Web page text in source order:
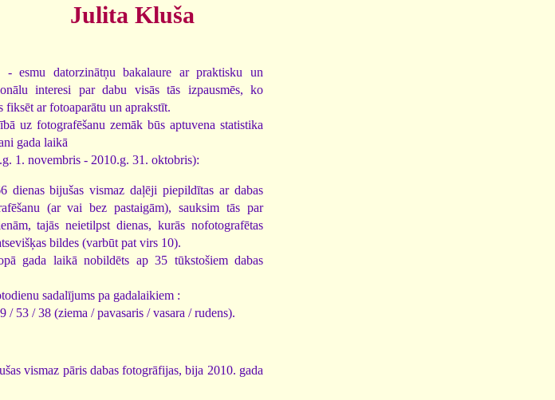
Julita Kluša
- esmu datorzinātņu bakalaure ar praktisku un
interesi par dabu visās tās izpausmēs, ko
fiksēt ar fotoaparātu un aprakstīt.
uz fotografēšanu zemāk būs aptuvena statistika
gada laikā
1. novembris - 2010.g. 31. oktobris):
dienas bijušas vismaz daļēji piepildītas ar dabas
(ar vai bez pastaigām), sauksim tās par
tajās neietilpst dienas, kurās nofotografētas
bildes (varbūt pat virs 10).
gada laikā nobildēts ap 35 tūkstošiem dabas
sadalījums pa gadalaikiem :
/ 53 / 38 (ziema / pavasaris / vasara / rudens).
vismaz pāris dabas fotogrāfijas, bija 2010. gada